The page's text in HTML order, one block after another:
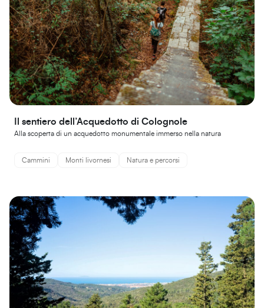
Il sentiero dell’Acquedotto di Colognole
Alla scoperta di un acquedotto monumentale immerso nella natura
Cammini Monti livornesi Natura e percorsi